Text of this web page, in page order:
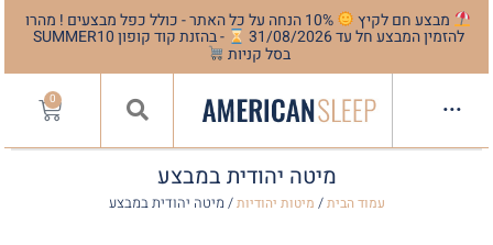
מבצע חם לקיץ 10% הנחה על כל האתר - כולל כפל מבצעים ! מהרו
להזמין המבצע חל עד 31/08/2026 - בהזנת קוד קופון SUMMER10
בסל קניות
···
0
מיטה יהודית במבצע
עמוד הבית/ מיטות יהודיות/ מיטה יהודית במבצע